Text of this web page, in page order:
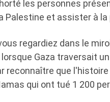
les personnes
Palestine et assister à
regardiez dans le
Gaza traversait
reconnaître que
qui ont tué 1 200